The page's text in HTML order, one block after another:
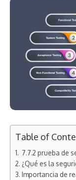
Table of
7.7.2 prueba de
¿Qué es la
Importancia de